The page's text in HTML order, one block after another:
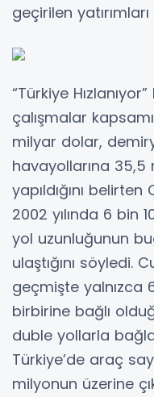
geçirilen
“Türkiye
çalışmalar
milyar dolar,
havayollarına 35,5
yapıldığını
2002 yılında 6 bin
yol uzunluğunun
ulaştığını söyledi.
geçmişte yalnızca
birbirine bağlı
duble yollarla
Türkiye’de araç
milyonun üzerine